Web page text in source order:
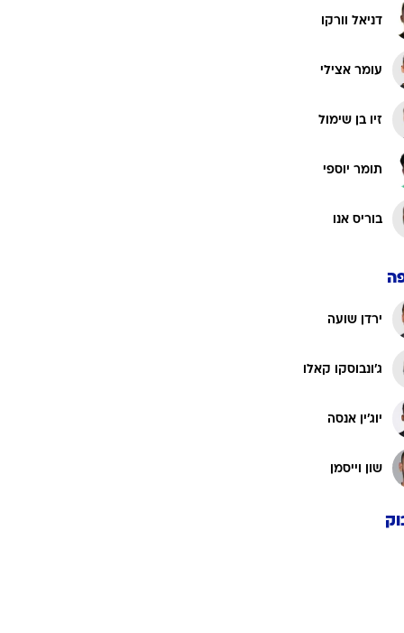
דניאל וורקו
עומר אצילי
זיו בן שימול
תומר יוספי
בוריס אנו
ירדן שועה
ג'ונבוסקו קאלו
יוג'ין אנסה
שון וייסמן